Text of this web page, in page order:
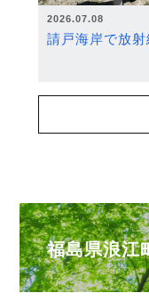
2026.07.08
請戸海岸で放射
福島県浪江